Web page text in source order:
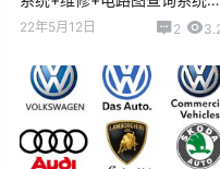
【永久使用】虚拟机版
22年5月12日 2